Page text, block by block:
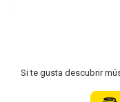
Si te gusta descubrir